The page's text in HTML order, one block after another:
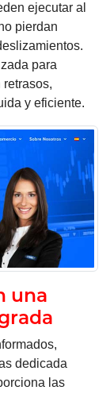
ejecutar al
pierdan
para
y eficiente.
una
dedicada
las